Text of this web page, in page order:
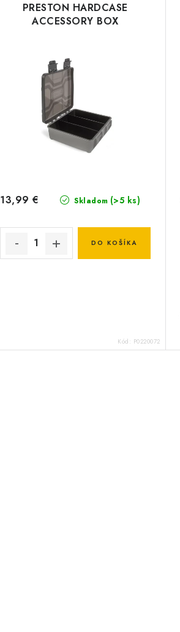
PRESTON HARDCASE
ACCESSORY BOX
Skladom (>5 ks)
13,99 €
DO KOŠÍKA
Kód: P0220072